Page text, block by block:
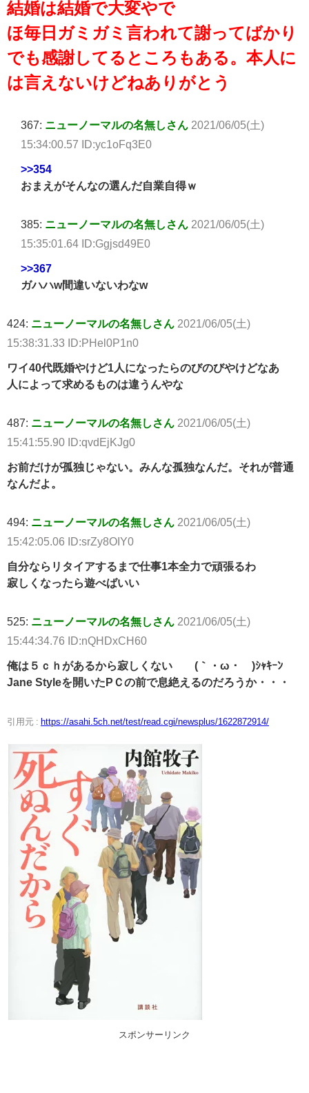
結婚は結婚で大変やで
ほ毎日ガミガミ言われて謝ってばかり
でも感謝してるところもある。本人に
は言えないけどねありがとう
367: ニューノーマルの名無しさん 2021/06/05(土)
15:34:00.57 ID:yc1oFq3E0
>>354
おまえがそんなの選んだ自業自得ｗ
385: ニューノーマルの名無しさん 2021/06/05(土)
15:35:01.64 ID:Ggjsd49E0
>>367
ガハハw間違いないわなw
424: ニューノーマルの名無しさん 2021/06/05(土)
15:38:31.33 ID:PHel0P1n0
ワイ40代既婚やけど1人になったらのびのびやけどなあ
人によって求めるものは違うんやな
487: ニューノーマルの名無しさん 2021/06/05(土)
15:41:55.90 ID:qvdEjKJg0
お前だけが孤独じゃない。みんな孤独なんだ。それが普通
なんだよ。
494: ニューノーマルの名無しさん 2021/06/05(土)
15:42:05.06 ID:srZy8OIY0
自分ならリタイアするまで仕事1本全力で頑張るわ
寂しくなったら遊べばいい
525: ニューノーマルの名無しさん 2021/06/05(土)
15:44:34.76 ID:nQHDxCH60
俺は５ｃｈがあるから寂しくない (｀・ω・´)ｼｬｷｰﾝ
Jane Styleを開いたPＣの前で息絶えるのだろうか・・・
引用元 : https://asahi.5ch.net/test/read.cgi/newsplus/1622872914/
スポンサーリンク